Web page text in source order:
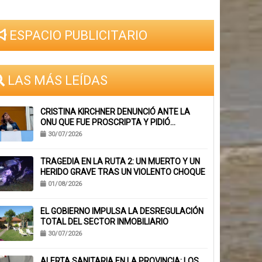
ESPACIO PUBLICITARIO
LAS MÁS LEÍDAS
CRISTINA KIRCHNER DENUNCIÓ ANTE LA
ONU QUE FUE PROSCRIPTA Y PIDIÓ
SUSPENDER SU INHABILITACIÓN PERPETUA
30/07/2026
TRAGEDIA EN LA RUTA 2: UN MUERTO Y UN
HERIDO GRAVE TRAS UN VIOLENTO CHOQUE
01/08/2026
EL GOBIERNO IMPULSA LA DESREGULACIÓN
TOTAL DEL SECTOR INMOBILIARIO
30/07/2026